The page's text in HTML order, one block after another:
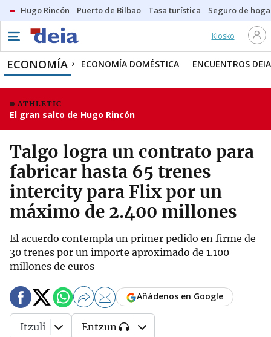
Hugo Rincón Puerto de Bilbao Tasa turística Seguro de
Kiosko
ECONOMÍA ECONOMÍA DOMÉSTICA ENCUENTROS DEIA
ATHLETIC
El gran salto de Hugo Rincón
Talgo logra un contrato para
fabricar hasta 65 trenes
intercity para Flix por un
máximo de 2.400 millones
El acuerdo contempla un primer pedido en firme de
30 trenes por un importe aproximado de 1.100
millones de euros
Añádenos en Google
Itzuli Entzun